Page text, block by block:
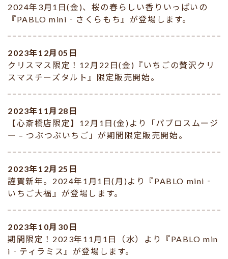
2024年3月1日(金)、桜の春らしい香りいっぱいの
『PABLO mini‐さくらもち』が登場します。
2023年12月05日
クリスマス限定！12月22日(金)『いちごの贅沢クリ
スマスチーズタルト』限定販売開始。
2023年11月28日
【心斎橋店限定】12月1日(金)より「パブロスムージ
ー – つぶつぶいちご」が期間限定販売開始。
2023年12月25日
謹賀新年。2024年1月1日(月)より『PABLO mini‐
いちご大福』が登場します。
2023年10月30日
期間限定！2023年11月1日（水）より『PABLO min
i‐ティラミス』が登場します。